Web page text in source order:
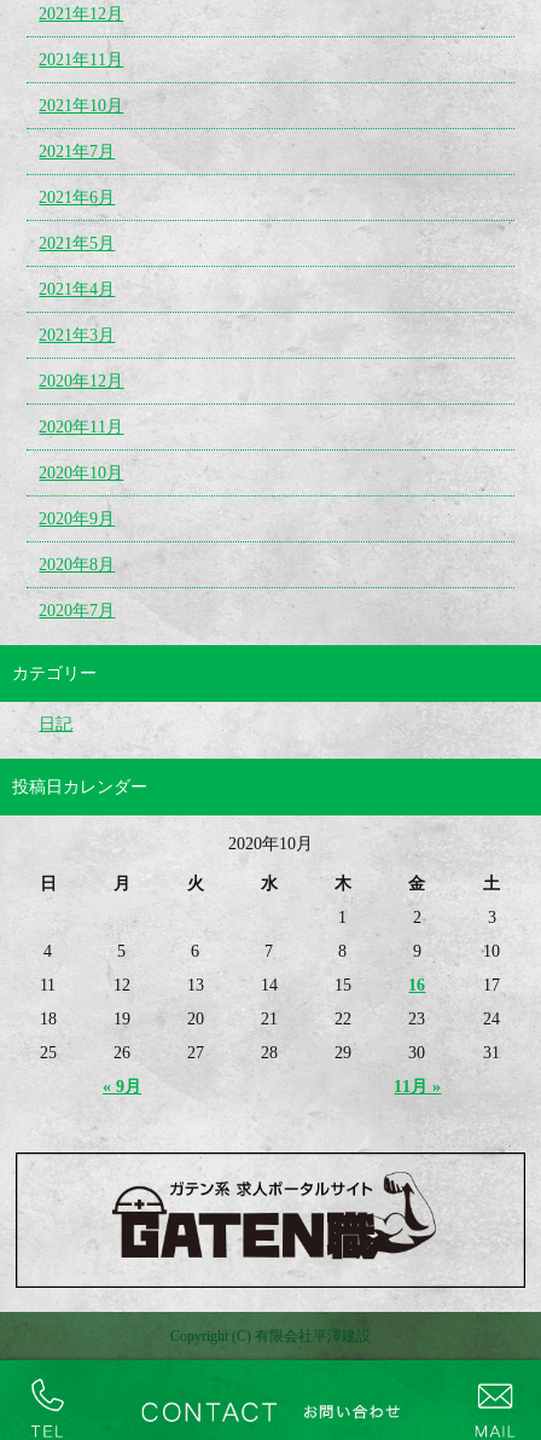
2021年12月
2021年11月
2021年10月
2021年7月
2021年6月
2021年5月
2021年4月
2021年3月
2020年12月
2020年11月
2020年10月
2020年9月
2020年8月
2020年7月
カテゴリー
日記
投稿日カレンダー
2020年10月
日 月 火 水 木 金 土
« 9月 11月 »
1 2
3
4
5 6 7 8 9
10
11
12 13 14 15 16
17
18
19 20 21 22 23
24
25
26 27 28 29 30 31
Copyright (C) 有限会社平澤建設